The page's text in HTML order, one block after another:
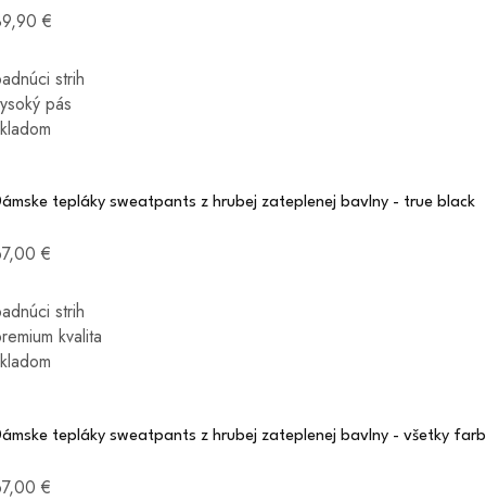
€
strih
pás
tepláky sweatpants z hrubej zateplenej bavlny - true black
€
strih
kvalita
tepláky sweatpants z hrubej zateplenej bavlny - všetky
€